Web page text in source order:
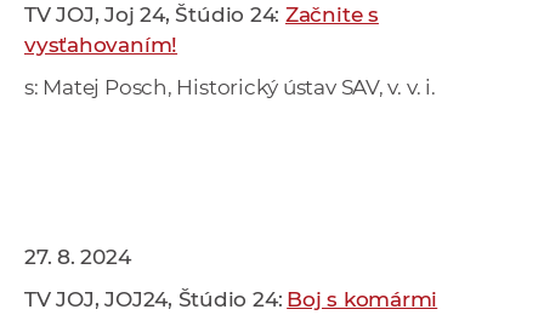
TV JOJ, Joj 24, Štúdio 24: Začnite s
vysťahovaním!
s: Matej Posch, Historický ústav SAV, v. v. i.
27. 8. 2024
TV JOJ, JOJ24, Štúdio 24: Boj s komármi